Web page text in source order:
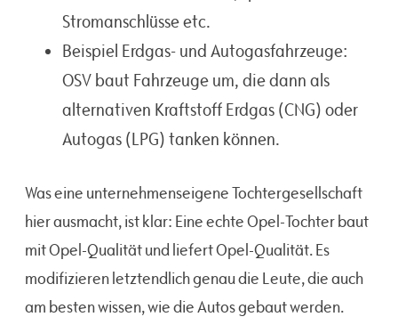
Stromanschlüsse etc.
Beispiel Erdgas- und Autogasfahrzeuge:
OSV baut Fahrzeuge um, die dann als
alternativen Kraftstoff Erdgas (CNG) oder
Autogas (LPG) tanken können.
Was eine unternehmenseigene Tochtergesellschaft
hier ausmacht, ist klar: Eine echte Opel-Tochter baut
mit Opel-Qualität und liefert Opel-Qualität. Es
modifizieren letztendlich genau die Leute, die auch
am besten wissen, wie die Autos gebaut werden.